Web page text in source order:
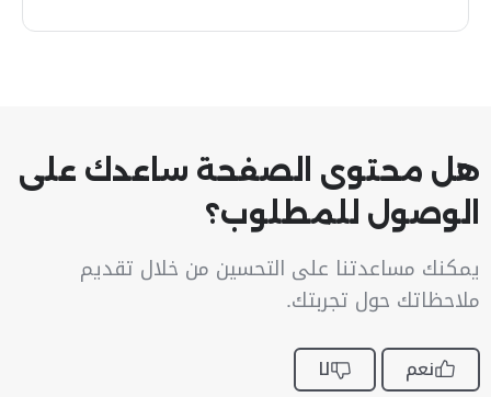
هل محتوى الصفحة ساعدك على
الوصول للمطلوب؟
يمكنك مساعدتنا على التحسين من خلال تقديم
ملاحظاتك حول تجربتك.
نعم لا